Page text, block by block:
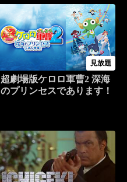
見放題
超劇場版ケロロ軍曹2 深海
のプリンセスであります！